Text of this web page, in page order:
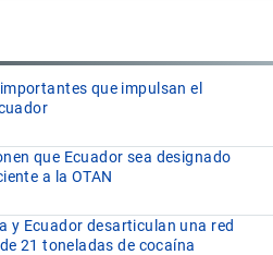
que impulsan el
que Ecuador sea designado
a la OTAN
y Ecuador desarticulan una red
21 toneladas de cocaína